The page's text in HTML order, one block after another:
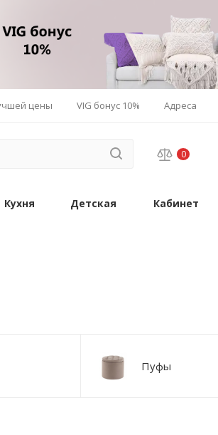
цены VIG бонус 10% Адреса
0
Кухня Детская Кабинет
Пуфы